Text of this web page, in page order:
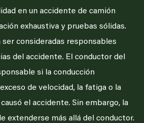
en un accidente de camión
exhaustiva y pruebas sólidas.
consideradas responsables
del accidente. El conductor del
si la conducción
de velocidad, la fatiga o la
el accidente. Sin embargo, la
extenderse más allá del conductor.